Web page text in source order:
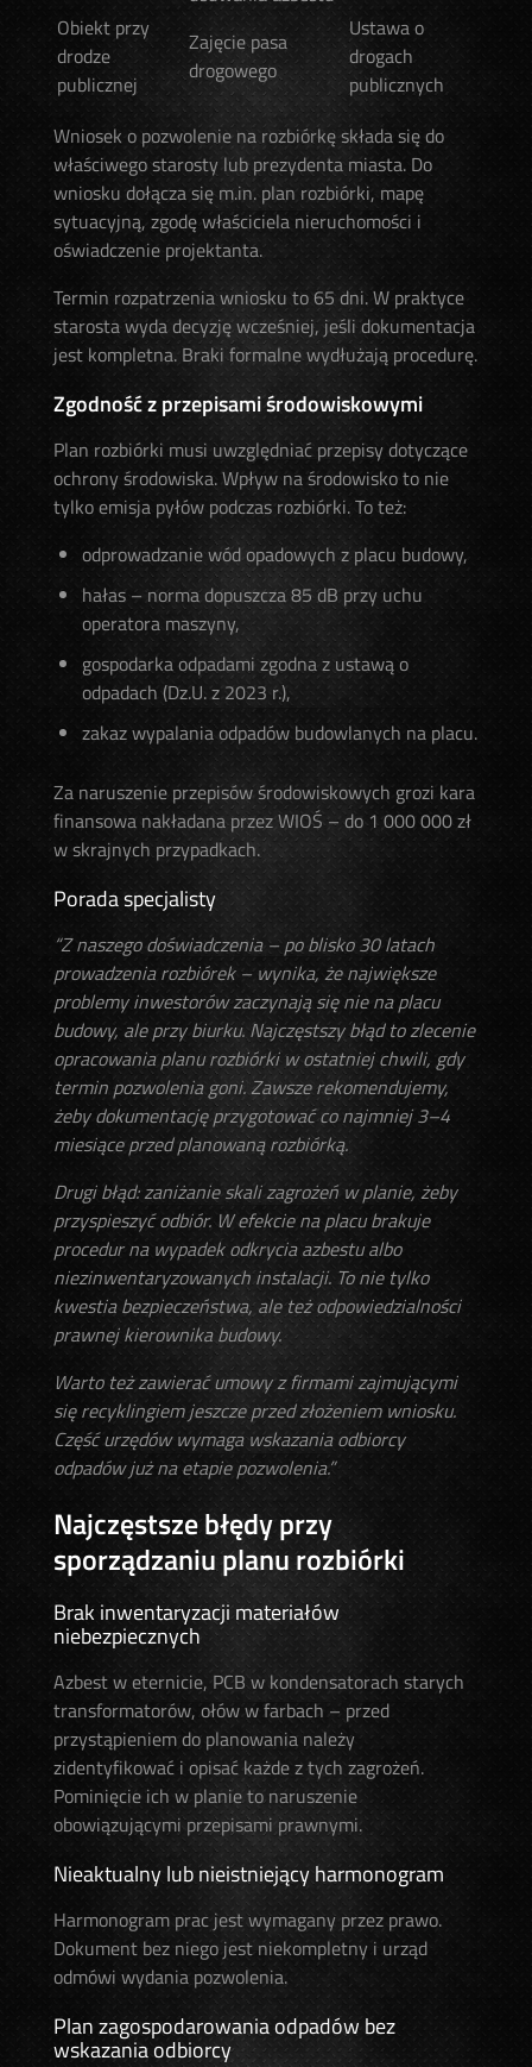
Obiekt przy
drodze
publicznej
Zajęcie pasa
drogowego
Ustawa o
drogach
publicznych
Wniosek o pozwolenie na rozbiórkę składa się do
właściwego starosty lub prezydenta miasta. Do
wniosku dołącza się m.in. plan rozbiórki, mapę
sytuacyjną, zgodę właściciela nieruchomości i
oświadczenie projektanta.
Termin rozpatrzenia wniosku to 65 dni. W praktyce
starosta wyda decyzję wcześniej, jeśli dokumentacja
jest kompletna. Braki formalne wydłużają procedurę.
Zgodność z przepisami środowiskowymi
Plan rozbiórki musi uwzględniać przepisy dotyczące
ochrony środowiska. Wpływ na środowisko to nie
tylko emisja pyłów podczas rozbiórki. To też:
odprowadzanie wód opadowych z placu budowy,
hałas – norma dopuszcza 85 dB przy uchu
operatora maszyny,
gospodarka odpadami zgodna z ustawą o
odpadach (Dz.U. z 2023 r.),
zakaz wypalania odpadów budowlanych na placu.
Za naruszenie przepisów środowiskowych grozi kara
finansowa nakładana przez WIOŚ – do 1 000 000 zł
w skrajnych przypadkach.
Porada specjalisty
“Z naszego doświadczenia – po blisko 30 latach
prowadzenia rozbiórek – wynika, że największe
problemy inwestorów zaczynają się nie na placu
budowy, ale przy biurku. Najczęstszy błąd to zlecenie
opracowania planu rozbiórki w ostatniej chwili, gdy
termin pozwolenia goni. Zawsze rekomendujemy,
żeby dokumentację przygotować co najmniej 3–4
miesiące przed planowaną rozbiórką.
Drugi błąd: zaniżanie skali zagrożeń w planie, żeby
przyspieszyć odbiór. W efekcie na placu brakuje
procedur na wypadek odkrycia azbestu albo
niezinwentaryzowanych instalacji. To nie tylko
kwestia bezpieczeństwa, ale też odpowiedzialności
prawnej kierownika budowy.
Warto też zawierać umowy z firmami zajmującymi
się recyklingiem jeszcze przed złożeniem wniosku.
Część urzędów wymaga wskazania odbiorcy
odpadów już na etapie pozwolenia.”
Najczęstsze błędy przy
sporządzaniu planu rozbiórki
Brak inwentaryzacji materiałów
niebezpiecznych
Azbest w eternicie, PCB w kondensatorach starych
transformatorów, ołów w farbach – przed
przystąpieniem do planowania należy
zidentyfikować i opisać każde z tych zagrożeń.
Pominięcie ich w planie to naruszenie
obowiązującymi przepisami prawnymi.
Nieaktualny lub nieistniejący harmonogram
Harmonogram prac jest wymagany przez prawo.
Dokument bez niego jest niekompletny i urząd
odmówi wydania pozwolenia.
Plan zagospodarowania odpadów bez
wskazania odbiorcy